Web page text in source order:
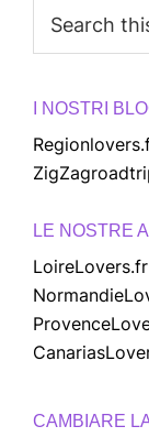
this
I NOSTRI
LE NOSTRE
LoireLovers.fr
CAMBIARE